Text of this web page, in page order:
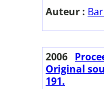
Auteur :
2006
Original
191.